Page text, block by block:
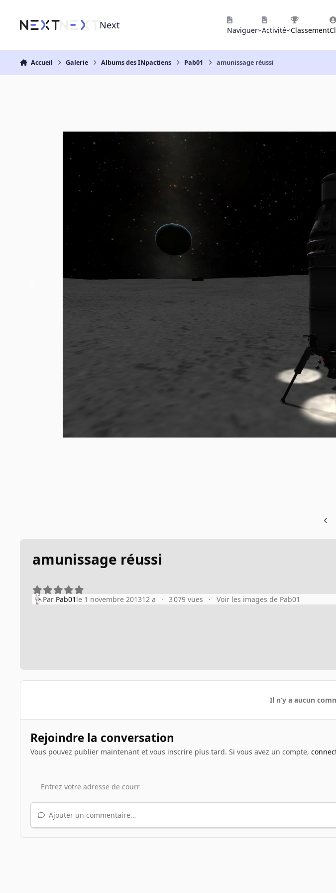
Next Naviguer Activité Classement
Accueil Galerie Albums des INpactiens Pab01 amunissage réussi
amunissage réussi
Par Pab01 le 1 novembre 201312 a 3 079 vues Voir les images de Pab01
Il n’y a aucun
Rejoindre la conversation
Vous pouvez publier maintenant et vous inscrire plus tard. Si vous avez un compte,
Ajouter un commentaire…